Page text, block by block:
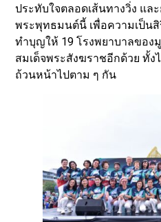
ประทับใจตลอดเส้นทางวิ่ง แล
พระพุทธมนต์นี้ เพื่อความเป็น
ทำบุญให้ 19 โรงพยาบาลขอ
สมเด็จพระสังฆราชอีกด้วย ทั้
ถ้วนหน้าไปตาม ๆ กัน